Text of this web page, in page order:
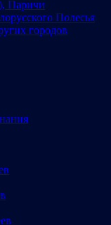
Паричи
Полесья
городов